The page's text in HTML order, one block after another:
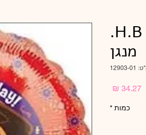
28" במבצע 10+2דורה H.B.
מנגן
01
כמות *